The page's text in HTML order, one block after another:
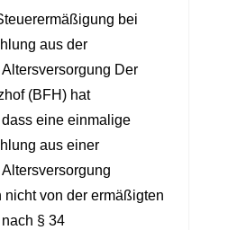
bei
aus der
Der
(BFH) hat
eine einmalige
aus einer
nicht von der ermäßigten
§ 34